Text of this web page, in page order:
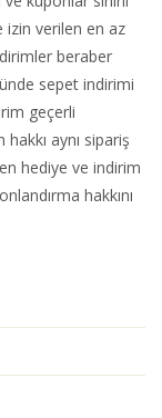
izin verilen en az
beraber
sepet indirimi
geçerli
aynı sipariş
hediye ve indirim
hakkını